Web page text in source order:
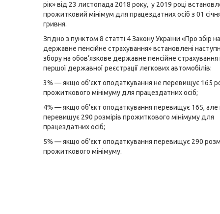
рік» від 23 листопада 2018 року, у 2019 році
прожитковий мінімум для працездатних осіб з 01
гривня.
Згідно з пунктом 8 статті 4 Закону України «Про збір
державне пенсійне страхування» встановлені
збору на обов’язкове державне пенсійне страхування
першої державної реєстрації легкових автомобілів:
3% — якщо об’єкт оподаткування не перевищує 165
прожиткового мінімуму для працездатних осіб;
4% — якщо об’єкт оподаткування перевищує 165, але
перевищує 290 розмірів прожиткового мінімуму для
працездатних осіб;
5% — якщо об’єкт оподаткування перевищує 290
прожиткового мінімуму.